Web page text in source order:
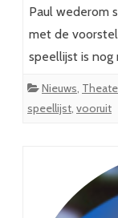
Paul wederom
met de
speellijst is nog
Nieuws,
speellijst, vooruit